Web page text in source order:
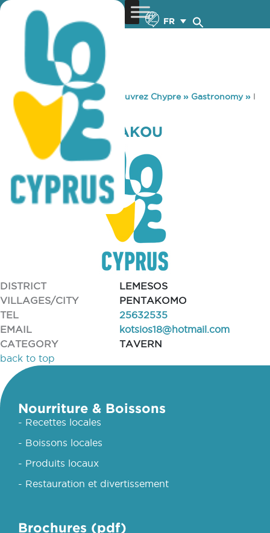
FR
You are here: Home »Découvrez Chypre» Gastronomy» I
FOLIA TOU DRAKOU
I FOLIA TOU DRAKOU
DISTRICT
LEMESOS
VILLAGES/CITY
PENTAKOMO
TEL
25632535
EMAIL
kotsios18@hotmail.com
CATEGORY
TAVERN
back to top
Nourriture & Boissons
- Recettes locales
- Boissons locales
- Produits locaux
- Restauration et divertissement
Brochures (pdf)